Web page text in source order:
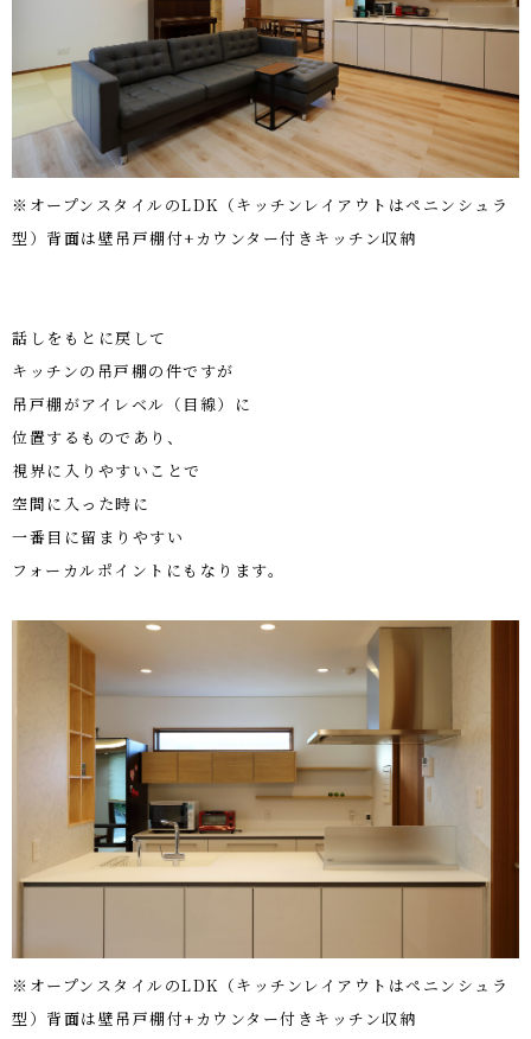
※オープンスタイルのLDK（キッチンレイアウトはペニンシュラ
型）背面は壁吊戸棚付+カウンター付きキッチン収納
話しをもとに戻して
キッチンの吊戸棚の件ですが
吊戸棚がアイレベル（目線）に
位置するものであり、
視界に入りやすいことで
空間に入った時に
一番目に留まりやすい
フォーカルポイントにもなります。
※オープンスタイルのLDK（キッチンレイアウトはペニンシュラ
型）背面は壁吊戸棚付+カウンター付きキッチン収納